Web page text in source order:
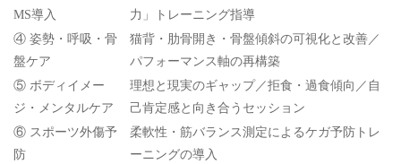
MS導入
力」トレーニング指導
④ 姿勢・呼吸・骨
盤ケア
猫背・肋骨開き・骨盤傾斜の可視化と改善／
パフォーマンス軸の再構築
⑤ ボディイメー
ジ・メンタルケア
理想と現実のギャップ／拒食・過食傾向／自
己肯定感と向き合うセッション
⑥ スポーツ外傷予
防
柔軟性・筋バランス測定によるケガ予防トレ
ーニングの導入